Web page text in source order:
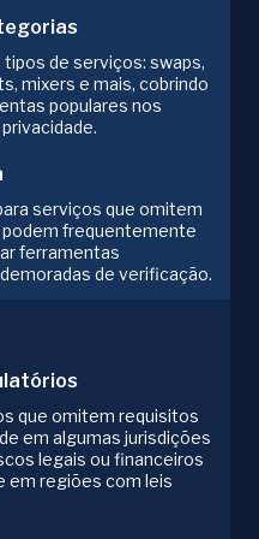
de serviços: swaps,
mixers e mais, cobrindo
populares nos
serviços que omitem
podem frequentemente
ferramentas
de verificação.
que omitem requisitos
em algumas jurisdições
legais ou financeiros
em regiões com leis